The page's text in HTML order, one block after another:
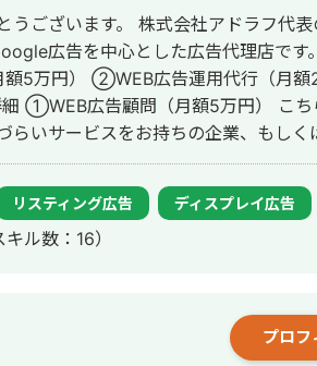
トソーマ株式会社公式サイト
さいませ。
うございます。 株式会社アドラフ代
告を中心とした広告代理店です。 🔻サービス内
5万円） ②WEB広告運用代行（月額
らいサービスをお持ちの企業、もしく
せていただきま
代行（月額25万円/手数料
告運用プランニング作成 ・配信初期
ィブ制作 ・LP修正（FV、セクショ
リスティング広告 ディスプレイ広告
キル数：16）
プロフ